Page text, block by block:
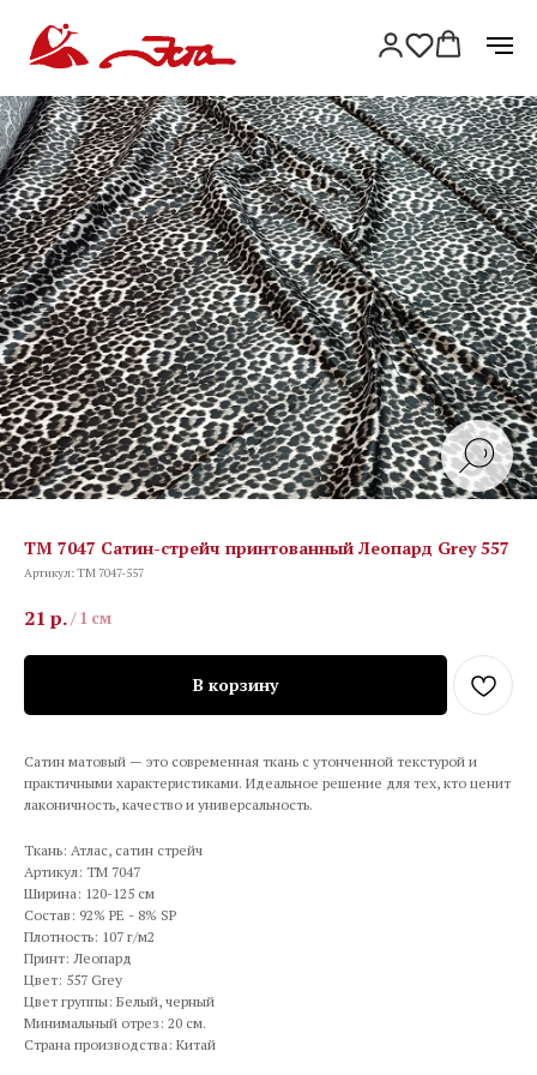
TM 7047 Сатин-стрейч принтованный Леопард Grey 557
Артикул:TM 7047-557
21 р./ 1 см
В корзину
Сатин матовый — это современная ткань с утонченной текстурой и
практичными характеристиками. Идеальное решение для тех, кто ценит
лаконичность, качество и универсальность.
Ткань: Атлас, сатин стрейч
Артикул: TM 7047
Ширина: 120-125 см
Состав: 92% PE - 8% SP
Плотность: 107 г/м2
Принт: Леопард
Цвет: 557 Grey
Цвет группы: Белый, черный
Минимальный отрез: 20 см.
Страна производства: Китай